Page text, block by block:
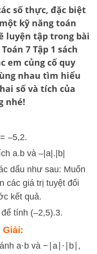
số thực, đặc biệt
kỹ năng toán
luyện tập trong bài
7 Tập 1 sách
em củng cố quy
nhau tìm hiểu
số và tích của
nhé!
–5,2.
a.b và –|a|.|b|
dấu như sau: Muốn
các giá trị tuyệt đối
kết quả.
tính (–2,5).3.
Giải:
a⋅ b và − a ⋅ b ,